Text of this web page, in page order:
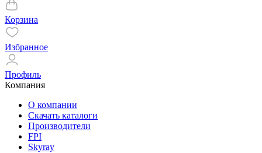
Корзина
Избранное
Профиль
Компания
О компании
Скачать каталоги
Производители
FPI
Skyray